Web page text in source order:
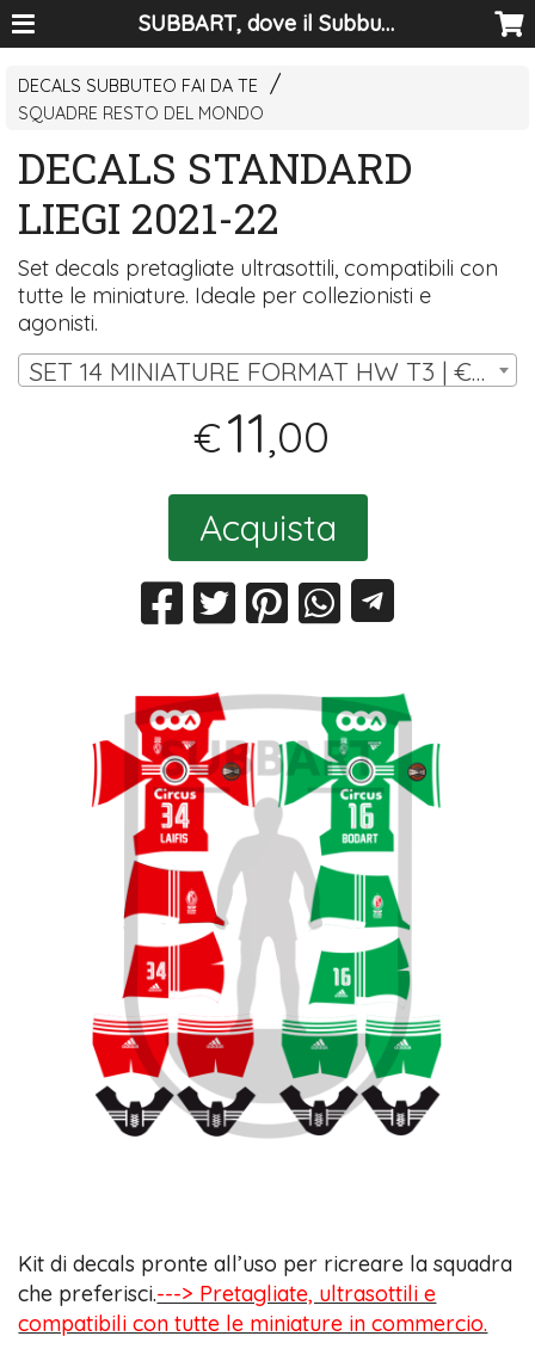
SUBBART, dove il Subbuteo diventa arte
DECALS SUBBUTEO FAI DA TE
SQUADRE RESTO DEL MONDO
DECALS STANDARD
LIEGI 2021-22
Set decals pretagliate ultrasottili, compatibili con
tutte le miniature. Ideale per collezionisti e
agonisti.
SET 14 MINIATURE FORMAT HW T3 | € 11,00
€11,00
Acquista
Kit di decals pronte all’uso per ricreare la squadra
che preferisci.---> Pretagliate, ultrasottili e
compatibili con tutte le miniature in commercio.